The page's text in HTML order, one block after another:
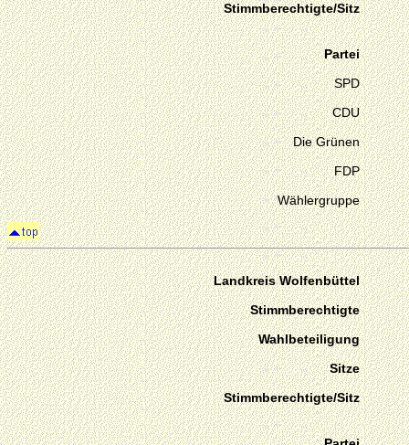
Stimmberechtigte/Sitz
Partei
SPD
CDU
Die Grünen
FDP
Wählergruppe
Landkreis Wolfenbüttel
Stimmberechtigte
Wahlbeteiligung
Sitze
Stimmberechtigte/Sitz